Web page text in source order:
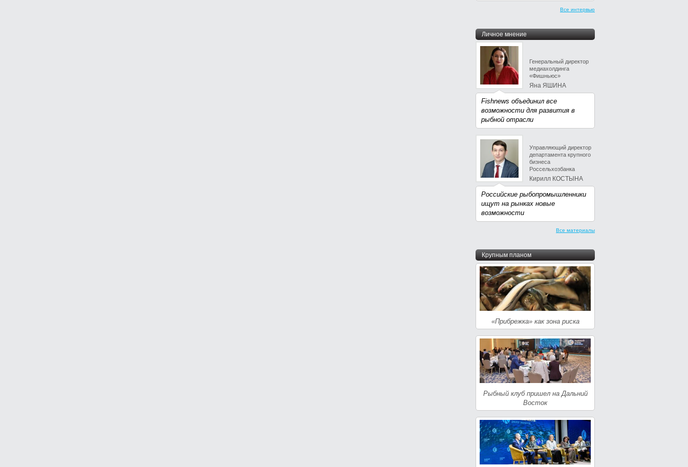
Все интервью
Личное мнение
Генеральный директор
медиахолдинга
«Фишньюс»
Яна ЯШИНА
Fishnews объединил все
возможности для развития в
рыбной отрасли
Управляющий директор
департамента крупного
бизнеса
Россельхозбанка
Кирилл КОСТЫНА
Российские рыбопромышленники
ищут на рынках новые
возможности
Все материалы
Крупным планом
«Прибрежка» как зона риска
Рыбный клуб пришел на Дальний
Восток